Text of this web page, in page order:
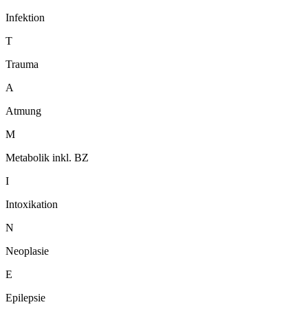
Infektion
T
Trauma
A
Atmung
M
Metabolik inkl. BZ
I
Intoxikation
N
Neoplasie
E
Epilepsie